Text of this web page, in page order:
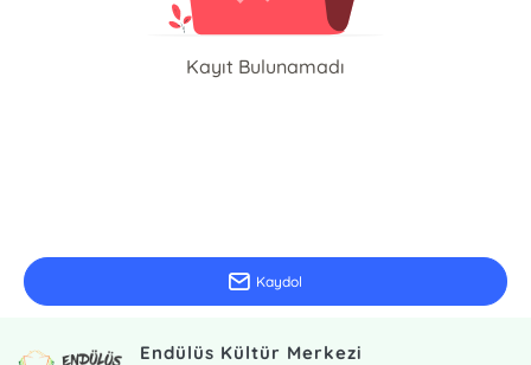
Kayıt Bulunamadı
Kaydol
Endülüs Kültür Merkezi